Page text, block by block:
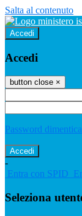
Salta al contenuto
Accedi
Accedi
button close ×
Password
-
Entra con SPID
Seleziona